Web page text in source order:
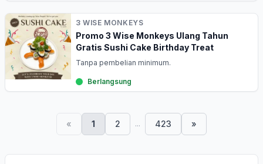
3 WISE MONKEYS
Promo 3 Wise Monkeys Ulang Tahun
Gratis Sushi Cake Birthday Treat
Tanpa pembelian minimum.
Berlangsung
« 1 2 ... 423 »